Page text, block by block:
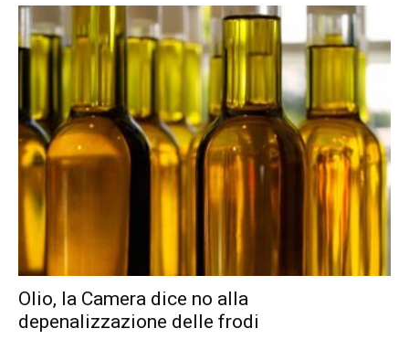
Olio, la Camera dice no alla
depenalizzazione delle frodi